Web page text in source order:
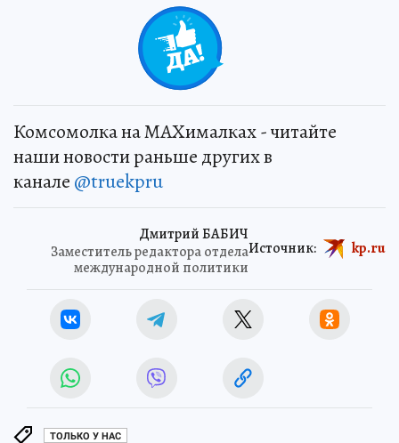
Комсомолка на MAXималках - читайте
наши новости раньше других в
канале @truekpru
Дмитрий БАБИЧ
Заместитель редактора отдела
международной политики
Источник: kp.ru
ТОЛЬКО У НАС